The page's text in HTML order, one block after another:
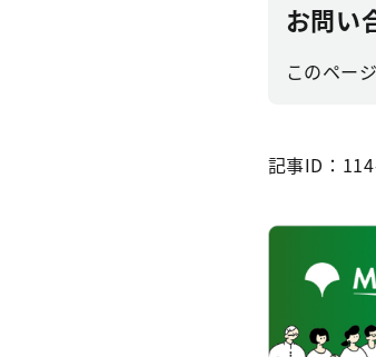
お問い
このペー
記事ID：